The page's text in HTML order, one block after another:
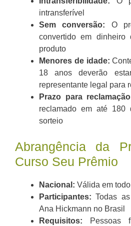
intransferível
Sem conversão: O
convertido em dinheiro
produto
Menores de idade:
18 anos deverão
representante legal para
Prazo para
reclamado em até
sorteio
Abrangência da
Curso Seu Prêmio
Nacional: Válida em
Participantes: Todas
Ana Hickmann no Brasil
Requisitos: Pessoas